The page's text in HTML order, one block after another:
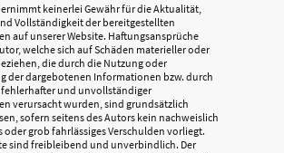
keinerlei Gewähr für die Aktualität,
Vollständigkeit der bereitgestellten
auf unserer Website. Haftungsansprüche
welche sich auf Schäden materieller oder
die durch die Nutzung oder
der dargebotenen Informationen bzw. durch
und unvollständiger
verursacht wurden, sind grundsätzlich
sofern seitens des Autors kein nachweislich
oder grob fahrlässiges Verschulden vorliegt.
sind freibleibend und unverbindlich. Der